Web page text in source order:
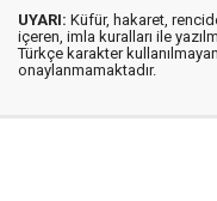
UYARI: Küfür, hakaret,
içeren, imla kuralları ile
Türkçe karakter
onaylanmamaktadır.